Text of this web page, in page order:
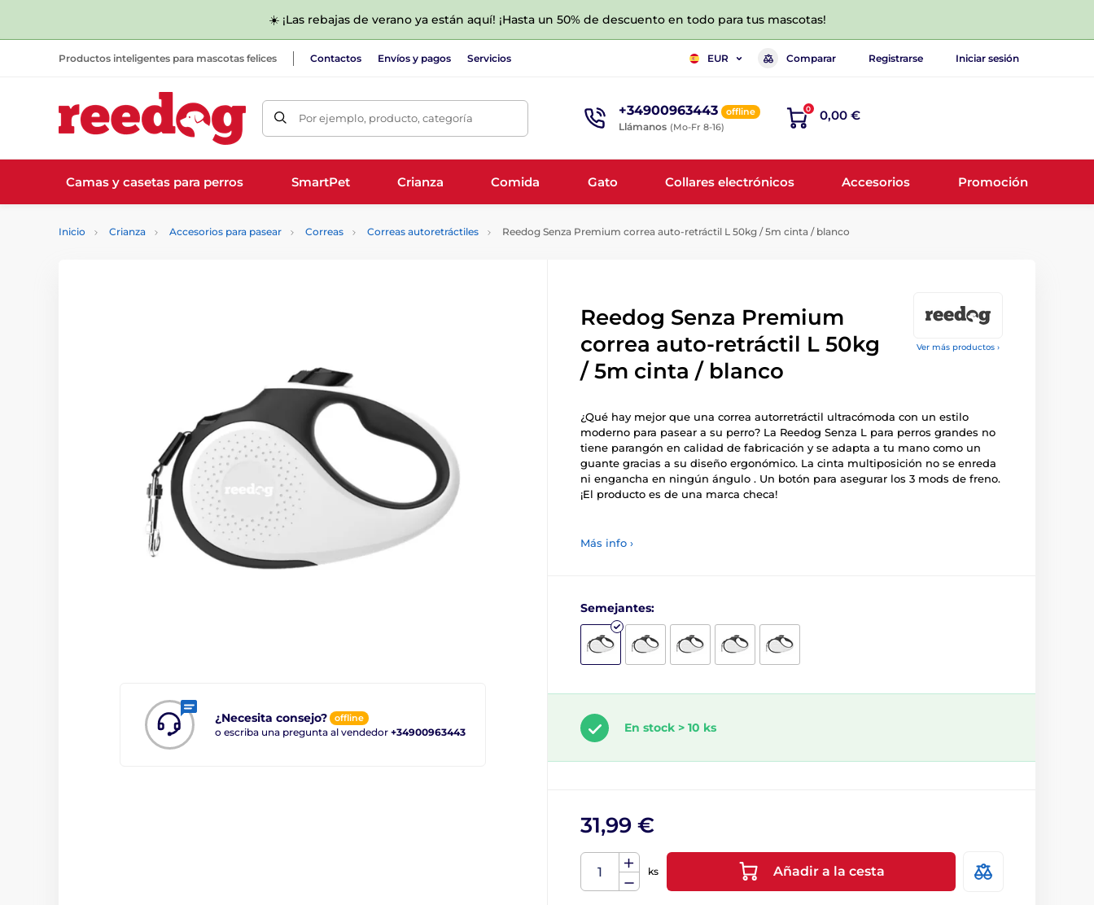
☀️ ¡Las rebajas de verano ya están aquí! ¡Hasta un 50% de descuento en todo para tus mascotas!
Productos inteligentes para mascotas felices Contactos Envíos y pagos Servicios EUR Comparar Registrarse Iniciar sesión
Por ejemplo, producto, categoría +34900963443 offline
Llámanos (Mo-Fr 8-16)
0 0,00 €
Camas y casetas para perros SmartPet Crianza Comida Gato Collares electrónicos Accesorios Promoción
Inicio Crianza Accesorios para pasear Correas Correas autoretráctiles Reedog Senza Premium correa auto-retráctil L 50kg / 5m cinta / blanco
Ver más productos ›
¿Necesita consejo? offline
o escriba una pregunta al vendedor +34900963443
Reedog Senza Premium
correa auto-retráctil L 50kg
/ 5m cinta / blanco
¿Qué hay mejor que una correa autorretráctil ultracómoda con un estilo
moderno para pasear a su perro? La Reedog Senza L para perros grandes no
tiene parangón en calidad de fabricación y se adapta a tu mano como un
guante gracias a su diseño ergonómico. La cinta multiposición no se enreda
ni engancha en ningún ángulo . Un botón para asegurar los 3 mods de freno.
¡El producto es de una marca checa!
Más info ›
Semejantes:
En stock > 10 ks
31,99 €
ks Añadir a la cesta